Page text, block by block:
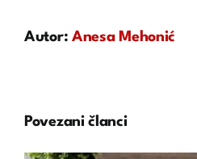
Autor: Anesa Mehonić
Povezani članci